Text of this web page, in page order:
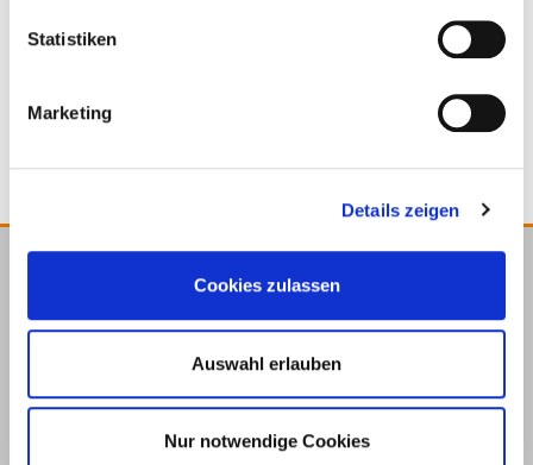
Statistiken
Marketing
Details zeigen
Cookies zulassen
Auswahl erlauben
Nur notwendige Cookies
Unter dem Hofe 5
+49 2331 6245-200
info@eurotec.team